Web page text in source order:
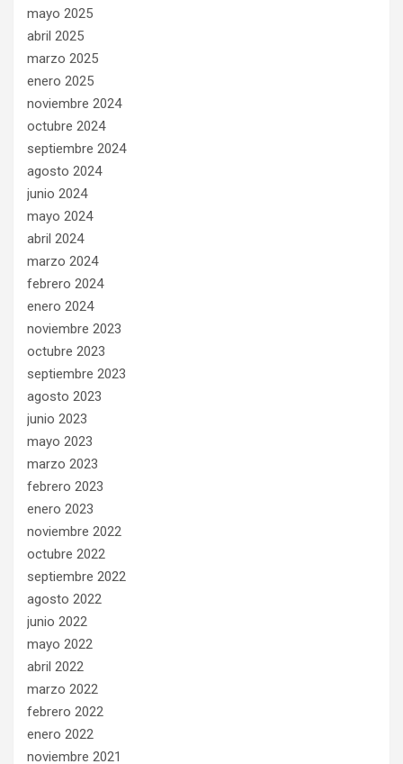
mayo 2025
abril 2025
marzo 2025
enero 2025
noviembre 2024
octubre 2024
septiembre 2024
agosto 2024
junio 2024
mayo 2024
abril 2024
marzo 2024
febrero 2024
enero 2024
noviembre 2023
octubre 2023
septiembre 2023
agosto 2023
junio 2023
mayo 2023
marzo 2023
febrero 2023
enero 2023
noviembre 2022
octubre 2022
septiembre 2022
agosto 2022
junio 2022
mayo 2022
abril 2022
marzo 2022
febrero 2022
enero 2022
noviembre 2021